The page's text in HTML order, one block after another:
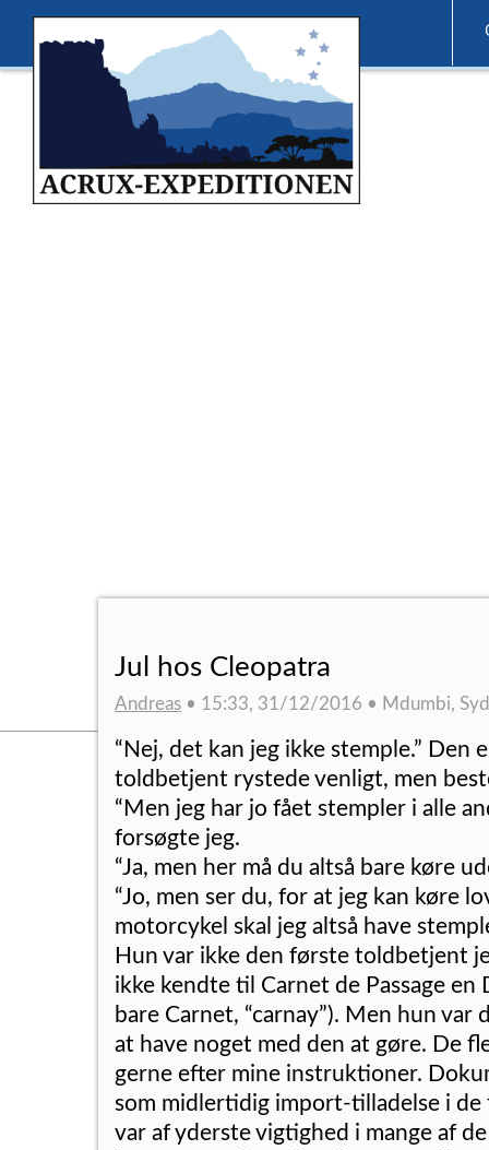
Jul hos Cleopatra
Andreas • 15:33, 31/12/2016 • Mdumbi,
“Nej, det kan jeg ikke stemple.” Den
toldbetjent rystede venligt, men
“Men jeg har jo fået stempler i alle
forsøgte jeg.
“Ja, men her må du altså bare køre
“Jo, men ser du, for at jeg kan køre
motorcykel skal jeg altså have
Hun var ikke den første toldbetjent
ikke kendte til Carnet de Passage en
bare Carnet, “carnay”). Men hun
at have noget med den at gøre. De
gerne efter mine instruktioner.
som midlertidig import-tilladelse i de
var af yderste vigtighed i mange af